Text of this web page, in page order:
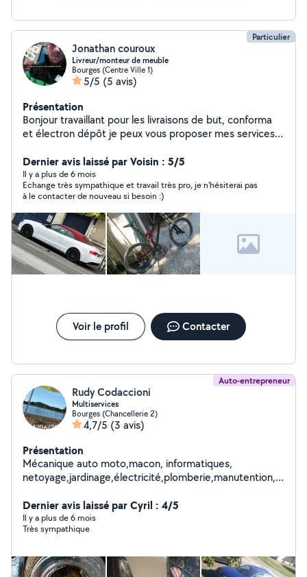
Particulier
Jonathan couroux
Livreur/monteur de meuble
Bourges (Centre Ville 1)
5/5 (5 avis)
Présentation
Bonjour travaillant pour les livraisons de but, conforma
et électron dépôt je peux vous proposer mes services
Dernier avis laissé par Voisin : 5/5
Il y a plus de 6 mois
Echange très sympathique et travail très pro, je n'hésiterai pas
à le contacter de nouveau si besoin :)
Voir le profil Contacter
Auto-entrepreneur
Rudy Codaccioni
Multiservices
Bourges (Chancellerie 2)
4,7/5 (3 avis)
Présentation
Mécanique auto moto,macon, informatiques,
netoyage,jardinage,électricité,plomberie,manutention,
(téléphone,ordinateur,tablette,console,tv,électroménag
é.
Dernier avis laissé par Cyril : 4/5
Il y a plus de 6 mois
Très sympathique